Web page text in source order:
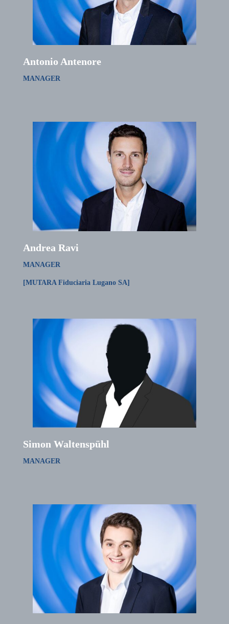
Antonio Antenore
MANAGER
Andrea Ravi
MANAGER
[MUTARA Fiduciaria Lugano SA]
Simon Waltenspühl
MANAGER